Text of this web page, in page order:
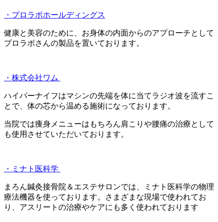
・プロラボホールディングス
健康と美容のために、お身体の内面からのアプローチとして
プロラボさんの製品を置いております。
・株式会社ワム
ハイパーナイフはマシンの先端を体に当てラジオ波を流すこ
とで、体の芯から温める施術になっております。
当院では痩身メニューはもちろん肩こりや腰痛の治療として
も使用させていただいております。
・ミナト医科学
まろん鍼灸接骨院＆エステサロンでは、ミナト医科学の物理
療法機器を使っております。さまざまな現場で使われてお
り、アスリートの治療やケアにも多く使われております